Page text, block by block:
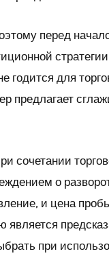
перед
для
предлагает
сочетании
о
и цена
при